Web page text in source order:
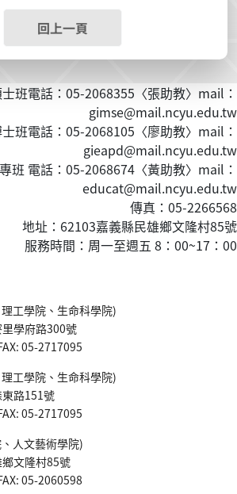
回上一頁
班電話：05-2068355〈張助教〉mail：
gimse@mail.ncyu.edu.tw
班電話：05-2068105〈廖助教〉mail：
gieapd@mail.ncyu.edu.tw
班 電話：05-2068674〈黃助教〉mail：
educat@mail.ncyu.edu.tw
傳真：05-2266568
地址：62103嘉義縣民雄鄉文隆村85號
服務時間：周一至週五 8：00~17：00
工學院、生命科學院)
學府路300號
05-2717095
工學院、生命科學院)
路151號
05-2717095
人文藝術學院)
文隆村85號
05-2060598